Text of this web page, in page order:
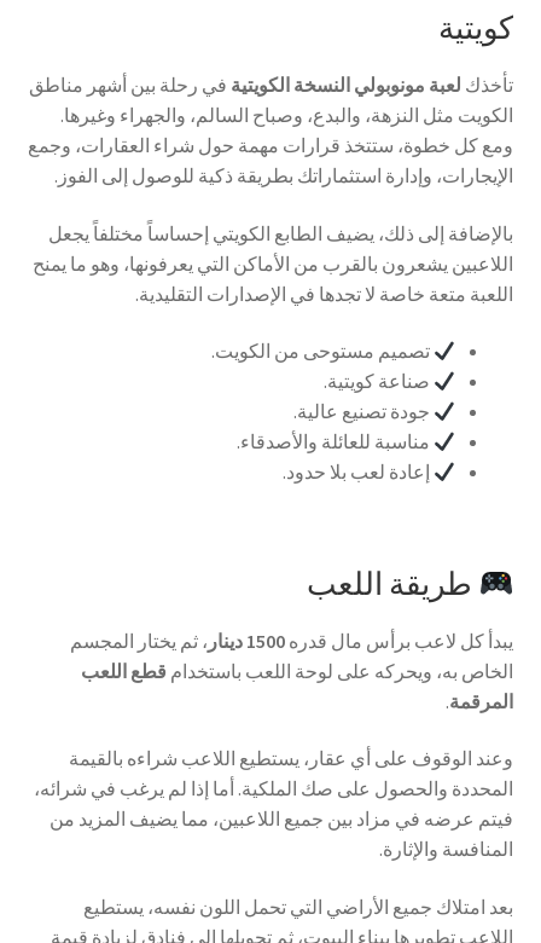
كويتية
تأخذك لعبة مونوبولي النسخة الكويتية في رحلة بين أشهر مناطق
الكويت مثل النزهة، والبدع، وصباح السالم، والجهراء وغيرها.
ومع كل خطوة، ستتخذ قرارات مهمة حول شراء العقارات، وجمع
الإيجارات، وإدارة استثماراتك بطريقة ذكية للوصول إلى الفوز.
بالإضافة إلى ذلك، يضيف الطابع الكويتي إحساساً مختلفاً يجعل
اللاعبين يشعرون بالقرب من الأماكن التي يعرفونها، وهو ما يمنح
اللعبة متعة خاصة لا تجدها في الإصدارات التقليدية.
تصميم مستوحى من الكويت.
صناعة كويتية.
جودة تصنيع عالية.
مناسبة للعائلة والأصدقاء.
إعادة لعب بلا حدود.
طريقة اللعب
يبدأ كل لاعب برأس مال قدره 1500 دينار
، ثم يختار المجسم
الخاص به، ويحركه على لوحة اللعب باستخدام قطع اللعب
المرقمة.
وعند الوقوف على أي عقار، يستطيع اللاعب شراءه بالقيمة
المحددة والحصول على صك الملكية. أما إذا لم يرغب في شرائه،
فيتم عرضه في مزاد بين جميع اللاعبين، مما يضيف المزيد من
المنافسة والإثارة.
بعد امتلاك جميع الأراضي التي تحمل اللون نفسه، يستطيع
اللاعب تطويرها ببناء البيوت، ثم تحويلها إلى فنادق لزيادة قيمة